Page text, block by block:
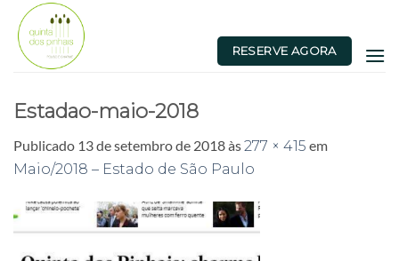
Skip
content
RESERVE AGORA
Estadao-maio-2018
Publicado 13 de setembro de 2018às277 × 415 em
Maio/2018 – Estado de São Paulo